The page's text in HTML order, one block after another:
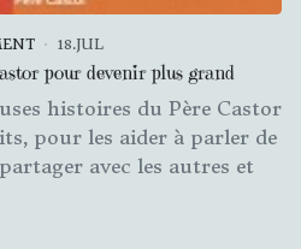
18.JUL
pour devenir plus grand
histoires du Père Castor
pour les aider à parler de
avec les autres et